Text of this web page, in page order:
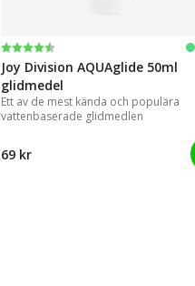
Betyg:
4.2 utav 5 stjärnor
Joy Division AQUAglide 50ml
glidmedel
Ett av de mest kända och populära
vattenbaserade glidmedlen
69 kr